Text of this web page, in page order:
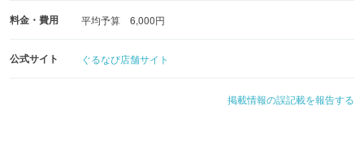
料金・費用 平均予算 6,000円
公式サイト ぐるなび店舗サイト
掲載情報の誤記載を報告する